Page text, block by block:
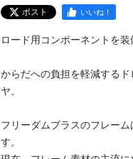
ポスト いいね！
ロード用コンポーネントを装
からだへの負担を軽減する
ヤ。
フリーダムプラスのフレー
す。